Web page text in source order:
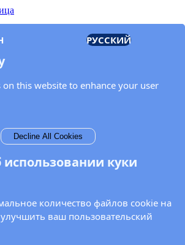
ассамблеей ОБСЕ
электронной почты для получения
от ПА ОБСЕ.
РУССКИЙ
this website to enhance your user
Decline All Cookies
куки
количество файлов cookie на
ваш пользовательский